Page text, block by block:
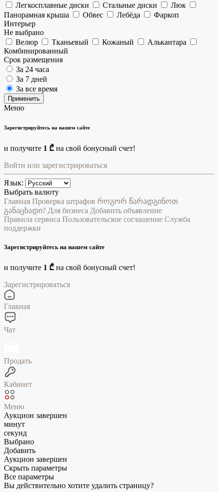
Легкосплавные диски
Стальные диски
Люк
Панорамная крыша
Обвес Лебёда
Фаркоп
Интерьер
Не выбрано
Велюр
Тканьевый Кожаный
Алькантара
Комбинированный
Срок размещения
За 24 часа
За 7 дней
За все время
Применить
Меню
Зарегистрируйтесь на нашем сайте
и получите 1 ₾ на свой бонусный счет!
Войти или зарегистрироваться
Язык:
Выбрать валюту
Главная Проверка штрафов როგორ წარადგინოთ
განაცხადი? Для бизнеса Добавить объявление
Правила сервиса Пользовательское соглашение Служба
поддержки
Зарегистрируйтесь на нашем сайте
и получите 1 ₾ на свой бонусный счет!
Зарегистрироваться
Главная
Чат
Продать
Кабинет
Меню
Аукцион завершен
минут
секунд
Выбрано
Добавить
Аукцион завершен
Скрыть параметры
Все параметры
Вы действительно хотите удалить страницу?